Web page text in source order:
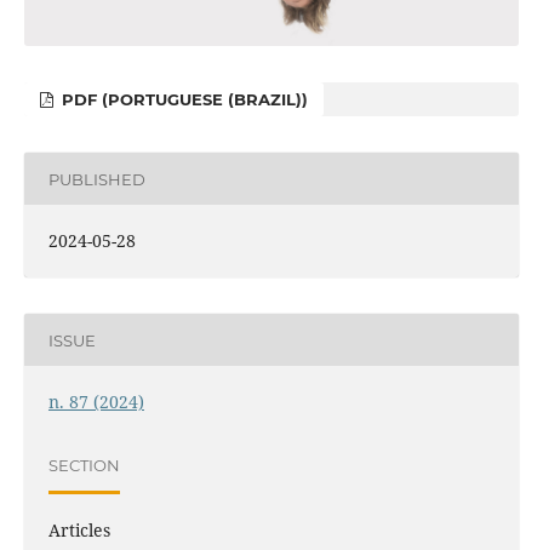
PDF (PORTUGUESE (BRAZIL))
PUBLISHED
2024-05-28
ISSUE
n. 87 (2024)
SECTION
Articles